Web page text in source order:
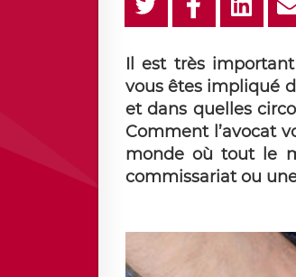
Il est très important
vous êtes impliqué
et dans quelles
Comment l’avocat
monde où tout le
commissariat ou